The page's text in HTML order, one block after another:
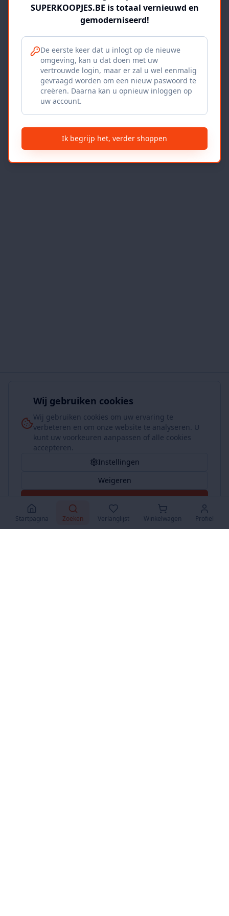
Wij gebruiken cookies
Wij gebruiken cookies om uw ervaring te
verbeteren en om onze website te analyseren. U
kunt uw voorkeuren aanpassen of alle cookies
accepteren.
Instellingen
Weigeren
Accepteer Alles
Startpagina Zoeken Verlanglijst Winkelwagen Profiel
SUPERKOOPJES.BE is totaal vernieuwd en
gemoderniseerd!
De eerste keer dat u inlogt op de nieuwe
omgeving, kan u dat doen met uw
vertrouwde login, maar er zal u wel eenmalig
gevraagd worden om een nieuw paswoord te
creëren. Daarna kan u opnieuw inloggen op
uw account.
Ik begrijp het, verder shoppen